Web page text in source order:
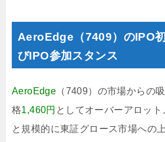
AeroEdge（7409）のIPO
びIPO参加スタンス
AeroEdge （7409）の市場からの
格1,460円 としてオーバーアロット
と規模的に東証グロース市場への